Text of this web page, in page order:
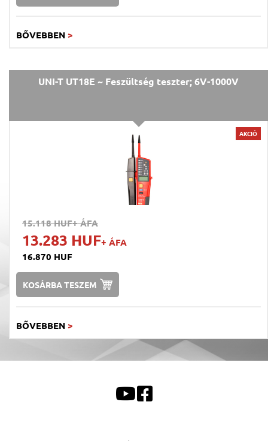
BŐVEBBEN >
UNI-T UT18E ~ Feszültség teszter; 6V-1000V
AKCIÓ
15.118 HUF+ ÁFA
13.283 HUF+ ÁFA
16.870 HUF
KOSÁRBA TESZEM
BŐVEBBEN >